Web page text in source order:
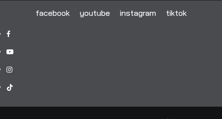
facebook youtube instagram tiktok
facebook
youtube
instagram
tiktok